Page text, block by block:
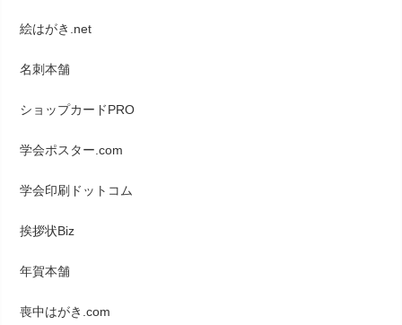
絵はがき.net
名刺本舗
ショップカードPRO
学会ポスター.com
学会印刷ドットコム
挨拶状Biz
年賀本舗
喪中はがき.com